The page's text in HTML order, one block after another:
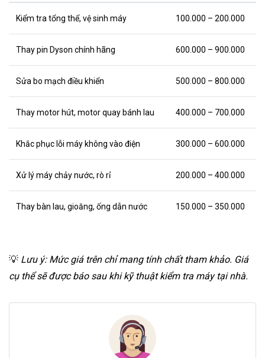
Kiểm tra tổng thể, vệ sinh máy 100.000 – 200.000
Thay pin Dyson chính hãng 600.000 – 900.000
Sửa bo mạch điều khiển 500.000 – 800.000
Thay motor hút, motor quay bánh lau 400.000 – 700.000
Khắc phục lỗi máy không vào điện 300.000 – 600.000
Xử lý máy chảy nước, rò rỉ 200.000 – 400.000
Thay bàn lau, gioăng, ống dẫn nước 150.000 – 350.000
💡 Lưu ý: Mức giá trên chỉ mang tính chất tham khảo. Giá
cụ thể sẽ được báo sau khi kỹ thuật kiểm tra máy tại nhà.